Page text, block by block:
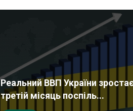
Реальний ВВП України
третій місяць поспіль...